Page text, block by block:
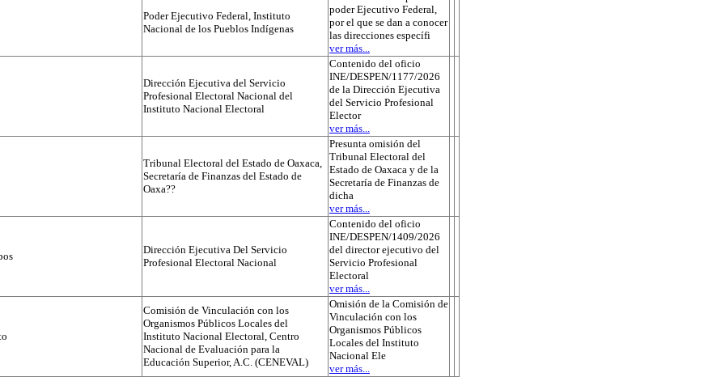
Poder Ejecutivo Federal, Instituto
Nacional de los Pueblos Indígenas
poder Ejecutivo Federal,
por el que se dan a conocer
las direcciones específi
ver más...
Dirección Ejecutiva del Servicio
Profesional Electoral Nacional del
Instituto Nacional Electoral
Contenido del oficio
INE/DESPEN/1177/2026
de la Dirección Ejecutiva
del Servicio Profesional
Elector
ver más...
Tribunal Electoral del Estado de Oaxaca,
Secretaría de Finanzas del Estado de
Oaxa??
Presunta omisión del
Tribunal Electoral del
Estado de Oaxaca y de la
Secretaría de Finanzas de
dicha
ver más...
Dirección Ejecutiva Del Servicio
Profesional Electoral Nacional
Contenido del oficio
INE/DESPEN/1409/2026
del director ejecutivo del
Servicio Profesional
Electoral
ver más...
Comisión de Vinculación con los
Organismos Públicos Locales del
Instituto Nacional Electoral, Centro
Nacional de Evaluación para la
Educación Superior, A.C. (CENEVAL)
Omisión de la Comisión de
Vinculación con los
Organismos Públicos
Locales del Instituto
Nacional Ele
ver más...